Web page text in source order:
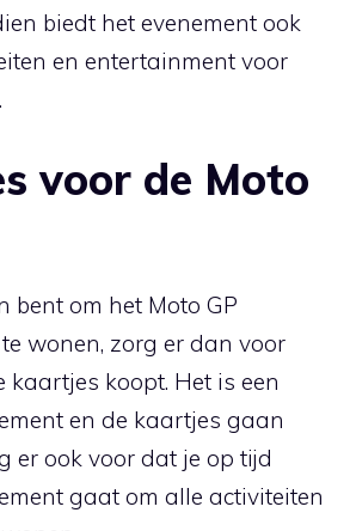
biedt het evenement ook
en entertainment voor
voor de Moto
bent om het Moto GP
wonen, zorg er dan voor
kaartjes koopt. Het is een
en de kaartjes gaan
er ook voor dat je op tijd
gaat om alle activiteiten